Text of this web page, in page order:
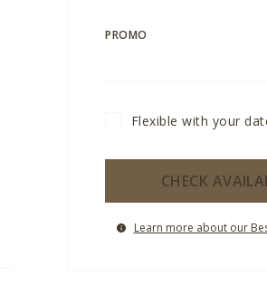
PROMO
Flexible with your
CHECK
Learn more about our